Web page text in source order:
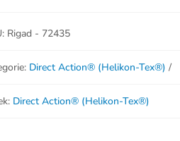
Rigad - 72435
Direct Action® (Helikon-Tex®)
Direct Action® (Helikon-Tex®)